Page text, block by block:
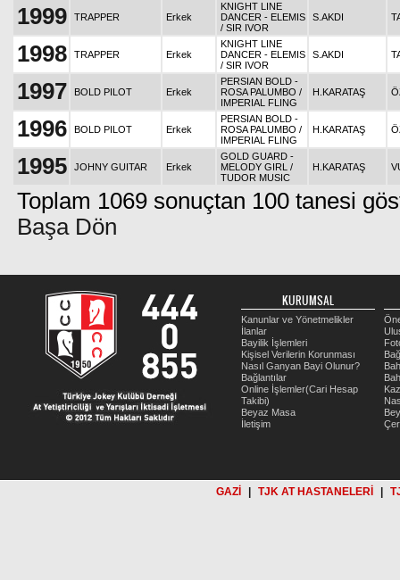
1999 TRAPPER Erkek
KNIGHT LINE
DANCER - ELEMIS
/ SIR IVOR
S.AKDI
1998 TRAPPER Erkek
KNIGHT LINE
DANCER - ELEMIS
/ SIR IVOR
S.AKDI
1997 BOLD PILOT Erkek
PERSIAN BOLD -
ROSA PALUMBO /
IMPERIAL FLING
H.KARATAŞ
1996 BOLD PILOT Erkek
PERSIAN BOLD -
ROSA PALUMBO /
IMPERIAL FLING
H.KARATAŞ
1995 JOHNY GUITAR Erkek
GOLD GUARD -
MELODY GIRL /
TUDOR MUSIC
H.KARATAŞ
Toplam 1069 sonuçtan 100 tanesi
Başa Dön
KURUMSAL
Kanunlar ve Yönetmelikler
İlanlar
Bayilik İşlemleri
Kişisel Verilerin Korunması
Nasıl Ganyan Bayi Olunur?
Bağlantılar
Online İşlemler(Cari Hesap
Takibi)
Beyaz Masa
İletişim
GAZİ TJK AT HASTANELERİ